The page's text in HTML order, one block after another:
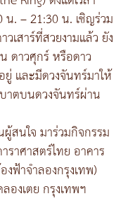
น. – 21:30 น. เชิญร่วม
เสาร์ที่สวยงามแล้ว ยัง
ดาวศุกร์ หรือดาว
และมีดวงจันทร์มาให้
าตบนดวงจันทร์ผ่าน
สนใจ มาร่วมกิจกรรม
ราศาสตร์ไทย อาคาร
ฟ้าจำลองกรุงเทพ)
องเตย กรุงเทพฯ